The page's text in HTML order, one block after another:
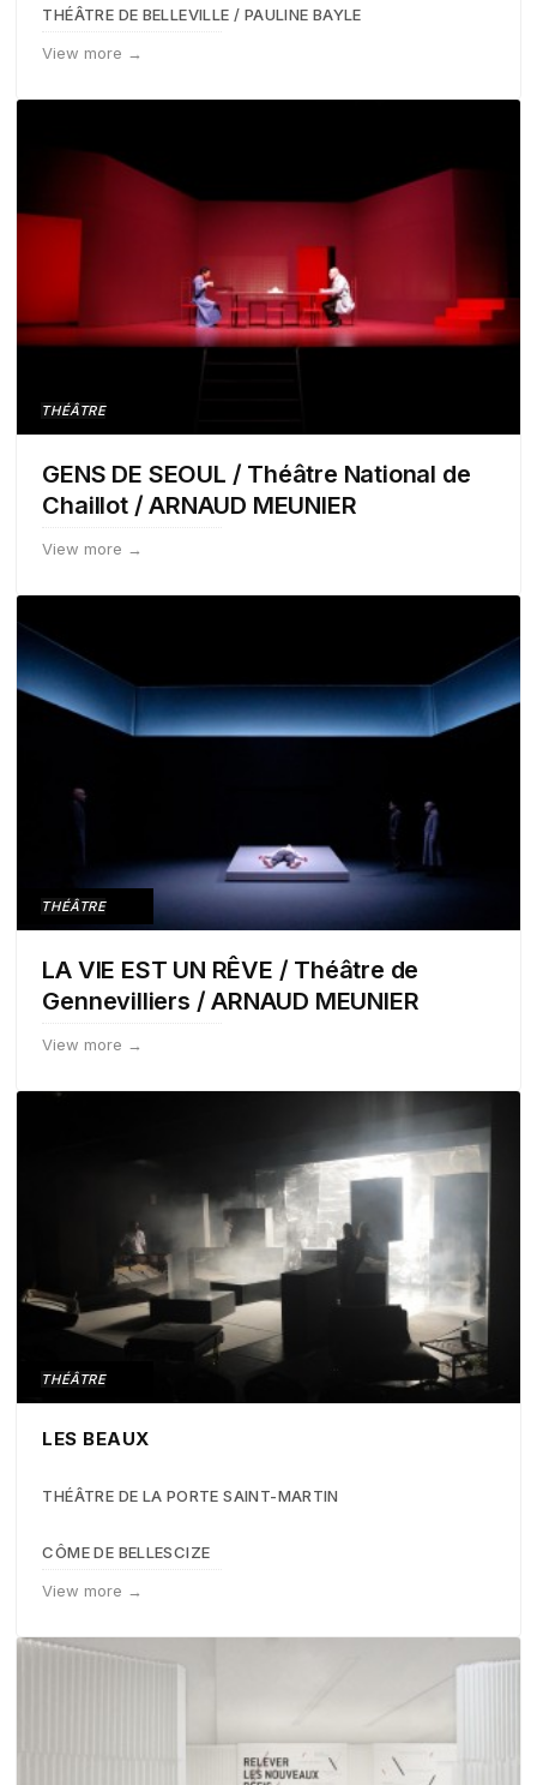
THÉÂTRE DE BELLEVILLE / PAULINE BAYLE
View more →
THÉÂTRE
GENS DE SEOUL / Théâtre National de
Chaillot / ARNAUD MEUNIER
View more →
THÉÂTRE
LA VIE EST UN RÊVE / Théâtre de
Gennevilliers / ARNAUD MEUNIER
View more →
THÉÂTRE
LES BEAUX
THÉÂTRE DE LA PORTE SAINT-MARTIN
CÔME DE BELLESCIZE
View more →